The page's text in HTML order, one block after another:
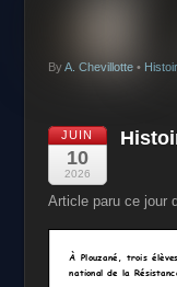
ByA. Chevillotte•
JUIN
10
2026
Article paru ce jour